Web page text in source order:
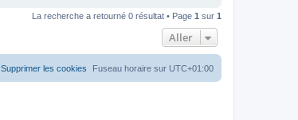
La recherche a retourné 0 résultat • Page 1 sur 1
Aller
Fuseau horaire sur UTC+01:00
Supprimer les cookies